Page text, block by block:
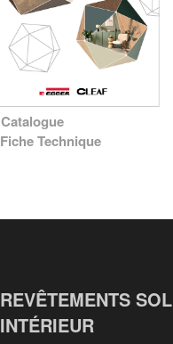
Catalogue
Fiche Technique
REVÊTEMENTS SOL
INTÉRIEUR